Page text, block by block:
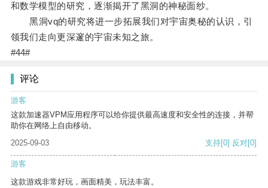
和数学模型的研究，逐渐揭开了黑洞的神秘面纱。
黑洞vq的研究将进一步拓展我们对宇宙奥秘的认识，引
领我们走向更深邃的宇宙未知之旅。
#44#
评论
游客
这款加速器VPM应用程序可以给你提供最高速度和安全性的连接，并帮
助你在网络上自由移动。
2025-09-03
支持[0] 反对[0]
游客
这款游戏非常好玩，画面精美，玩法丰富。